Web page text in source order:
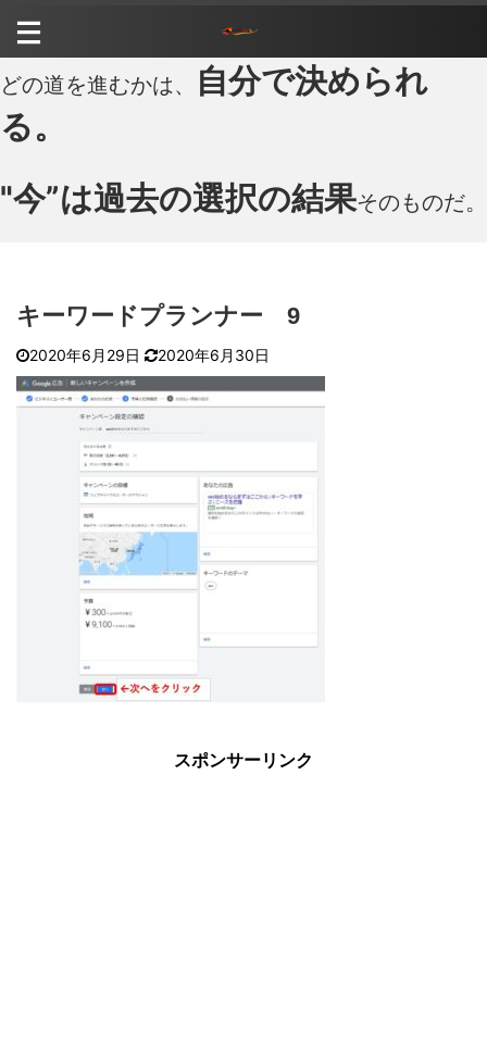
どの道を進むかは、
自分で決められ
る。
"今”は過去の選択の結果そのものだ。
キーワードプランナー 9
2020年6月29日 2020年6月30日
スポンサーリンク